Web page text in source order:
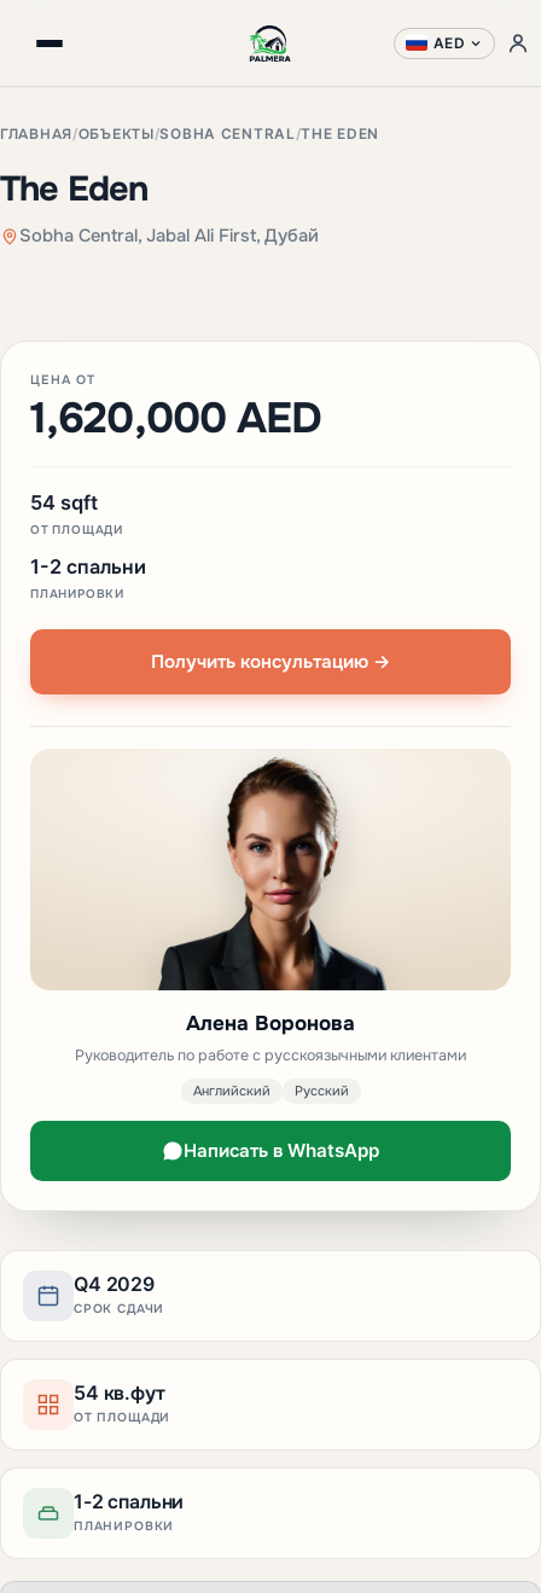
AED
ГЛАВНАЯ /ОБЪЕКТЫ/SOBHA CENTRAL/THE EDEN
The Eden
Sobha Central, Jabal Ali First, Дубай
Q4 2029
СРОК СДАЧИ
54 кв.фут
ОТ ПЛОЩАДИ
1-2 спальни
ПЛАНИРОВКИ
ЦЕНА ОТ
1,620,000 AED
54 sqft
ОТ ПЛОЩАДИ
1-2 спальни
ПЛАНИРОВКИ
Получить консультацию →
Алена Воронова
Руководитель по работе с русскоязычными клиентами
Английский Русский
Написать в WhatsApp